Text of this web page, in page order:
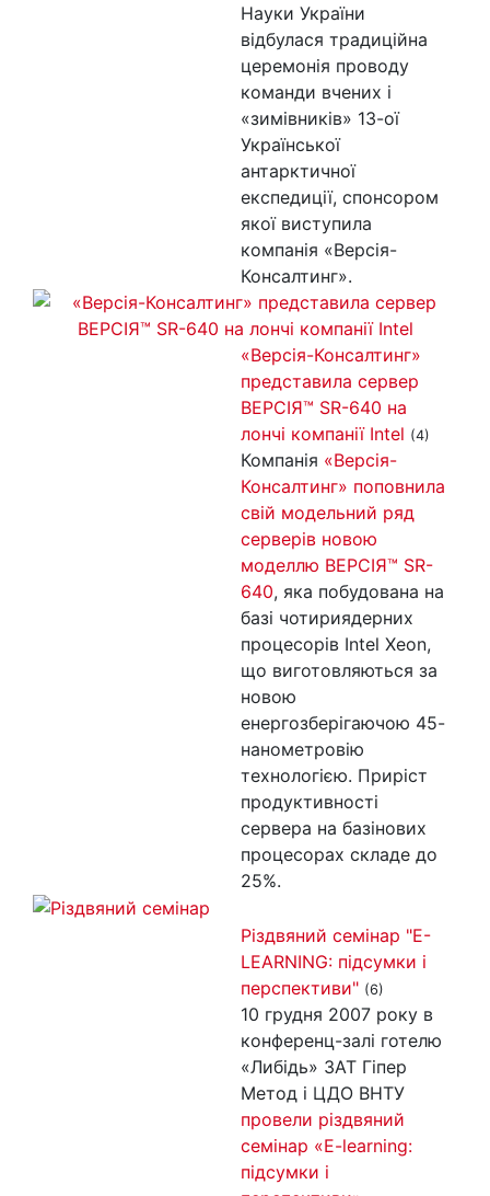
Науки України
відбулася традиційна
церемонія проводу
команди вчених і
«зимівників» 13-ої
Української
антарктичної
експедиції, спонсором
якої виступила
компанія «Версія-
Консалтинг».
«Версія-Консалтинг»
представила сервер
ВЕРСІЯ™ SR-640 на
лончі компанії Intel (4)
Компанія «Версія-
Консалтинг» поповнила
свій модельний ряд
серверів новою
моделлю ВЕРСІЯ™ SR-
640, яка побудована на
базі чотириядерних
процесорів Intel Xeon,
що виготовляються за
новою
енергозберігаючою 45-
нанометровію
технологією. Приріст
продуктивності
сервера на базінових
процесорах складе до
25%.
Різдвяний семінар "E-
LEARNING: підсумки і
перспективи" (6)
10 грудня 2007 року в
конференц-залі готелю
«Либідь» ЗАТ Гіпер
Метод і ЦДО ВНТУ
провели різдвяний
семінар «E-learning:
підсумки і